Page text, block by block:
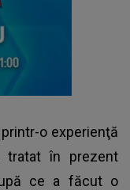
o experienţă
tratat în prezent
ce a făcut o